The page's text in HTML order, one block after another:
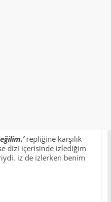
repliğine karşılık
dizi içerisinde izlediğim
iz de izlerken benim